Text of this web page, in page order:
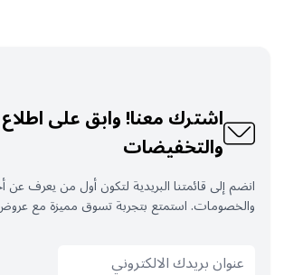
اشترك معنا! وابق على
والتخفيضات
انضم إلى قائمتنا البريدية لتكون أول من يعرف
والخصومات. استمتع بتجربة تسوق مميزة مع